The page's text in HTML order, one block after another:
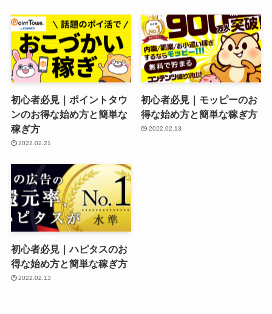
初心者必見｜ポイントタウ
ンのお得な始め方と簡単な
稼ぎ方
2022.02.21
初心者必見｜モッピーのお
得な始め方と簡単な稼ぎ方
2022.02.13
初心者必見｜ハピタスのお
得な始め方と簡単な稼ぎ方
2022.02.13